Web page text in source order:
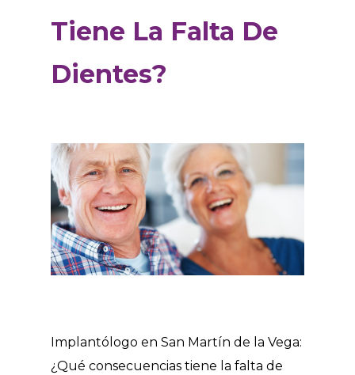
Tiene La Falta De
Dientes?
Implantólogo en San Martín de la Vega:
¿Qué consecuencias tiene la falta de